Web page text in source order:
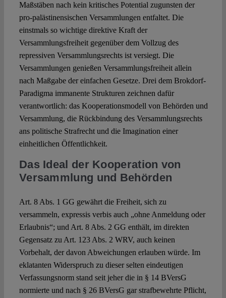
Maßstäben nach kein kritisches Potential zugunsten der
pro-palästinensischen Versammlungen entfaltet. Die
einstmals so wichtige direktive Kraft der
Versammlungsfreiheit gegenüber dem Vollzug des
repressiven Versammlungsrechts ist versiegt. Die
Versammlungen genießen Versammlungsfreiheit allein
nach Maßgabe der einfachen Gesetze. Drei dem Brokdorf-
Paradigma immanente Strukturen zeichnen dafür
verantwortlich: das Kooperationsmodell von Behörden und
Versammlung, die Rückbindung des Versammlungsrechts
ans politische Strafrecht und die Imagination einer
einheitlichen Öffentlichkeit.
Das Ideal der Kooperation von
Versammlung und Behörden
Art. 8 Abs. 1 GG gewährt die Freiheit, sich zu
versammeln, expressis verbis auch „ohne Anmeldung oder
Erlaubnis“; und Art. 8 Abs. 2 GG enthält, im direkten
Gegensatz zu Art. 123 Abs. 2 WRV, auch keinen
Vorbehalt, der davon Abweichungen erlauben würde. Im
eklatanten Widerspruch zu dieser selten eindeutigen
Verfassungsnorm stand seit jeher die in § 14 BVersG
normierte und nach § 26 BVersG gar strafbewehrte Pflicht,